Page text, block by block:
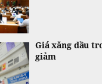
Giá xăng dầu
giảm